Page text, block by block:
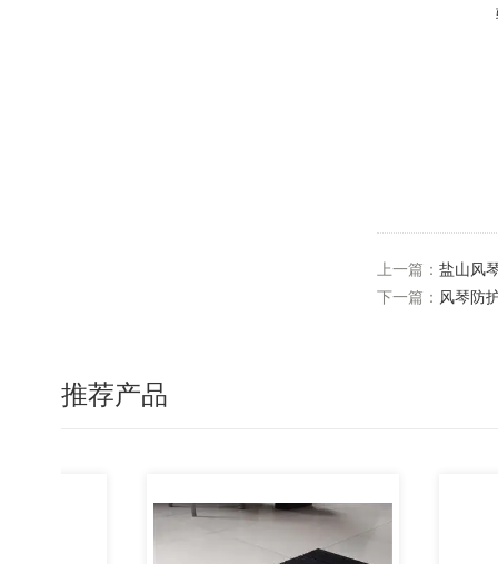
上一篇： 盐山风
下一篇： 风琴防
推荐产品